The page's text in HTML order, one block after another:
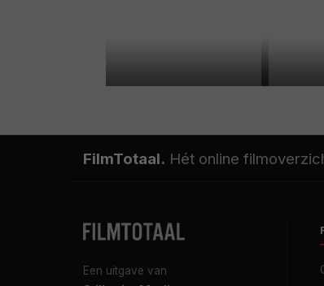
FilmTotaal. Hét online
Een uitgave van